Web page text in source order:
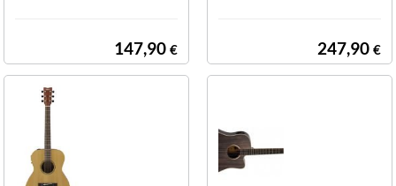
147,90 € 247,90 €